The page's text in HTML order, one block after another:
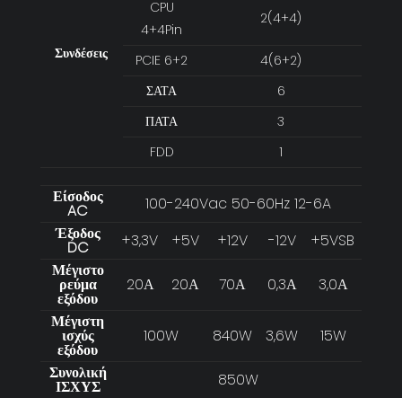
Συνδέσεις
CPU
4+4Pin
2(4+4)
PCIE 6+2
4(6+2)
ΣΑΤΑ
6
ΠΑΤΑ
3
FDD
1
Είσοδος
AC
100-240Vac 50-60Hz 12-6A
Έξοδος
DC +3,3V +5V +12V -12V
+5VSB
Μέγιστο
ρεύμα
εξόδου
20Α 20Α 70Α 0,3Α
3,0Α
Μέγιστη
ισχύς
εξόδου
100W 840W 3,6W
15W
Συνολική
ΙΣΧΥΣ 850W